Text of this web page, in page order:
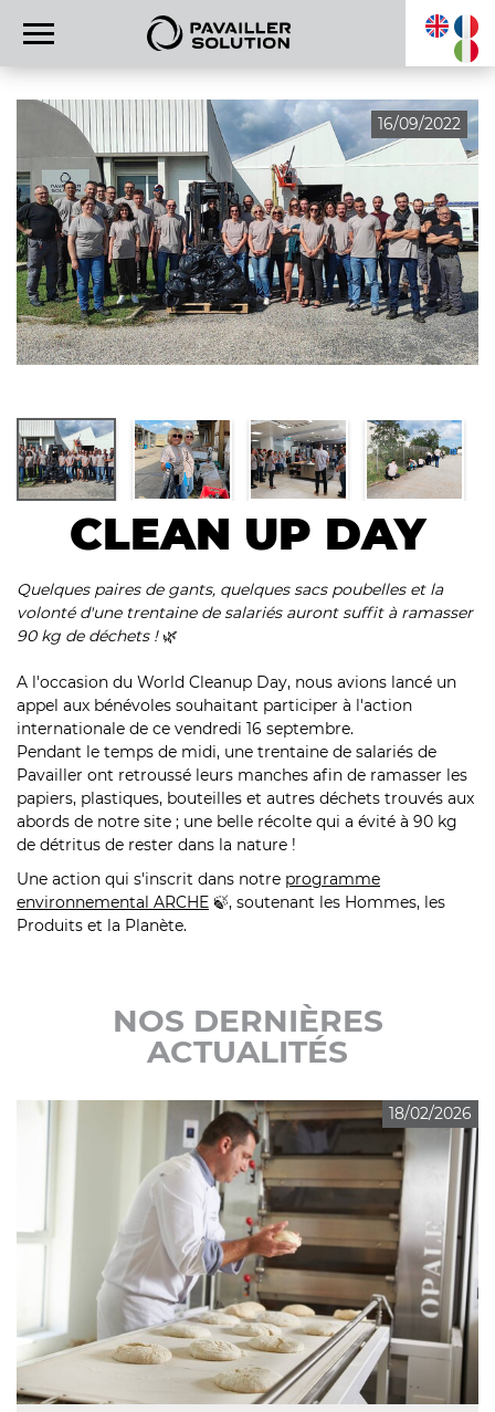
16/09/2022
CLEAN UP DAY
Quelques paires de gants, quelques sacs poubelles et la
volonté d'une trentaine de salariés auront suffit à ramasser
90 kg de déchets !🌿
A l'occasion du World Cleanup Day, nous avions lancé un
appel aux bénévoles souhaitant participer à l'action
internationale de ce vendredi 16 septembre.
Pendant le temps de midi, une trentaine de salariés de
Pavailler ont retroussé leurs manches afin de ramasser les
papiers, plastiques, bouteilles et autres déchets trouvés aux
abords de notre site ; une belle récolte qui a évité à 90 kg
de détritus de rester dans la nature !
Une action qui s'inscrit dans notre programme
environnemental ARCHE 🍃, soutenant les Hommes, les
Produits et la Planète.
NOS DERNIÈRES
ACTUALITÉS
18/02/2026